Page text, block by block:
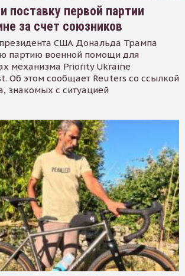
поставку первой партии
за счет союзников
США Дональда Трампа
партию военной помощи для
механизма Priority Ukraine
Об этом сообщает Reuters со ссылкой
знакомых с ситуацией